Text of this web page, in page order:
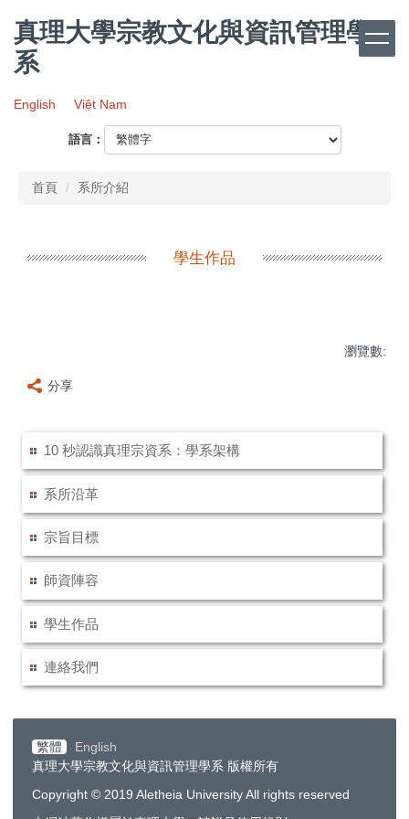
主
要
容
真理大學宗教文化與資訊管理學
系
English Việt Nam
語言：
首頁 系所介紹
學生作品
瀏覽數:
分享
10 秒認識真理宗資系：學系架構
系所沿革
宗旨目標
師資陣容
學生作品
連絡我們
繁體
English
真理大學宗教文化與資訊管理學系 版權所有
Copyright © 2019 Aletheia University All rights reserved